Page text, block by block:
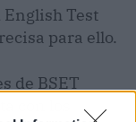
Test
para ello.
de BSET